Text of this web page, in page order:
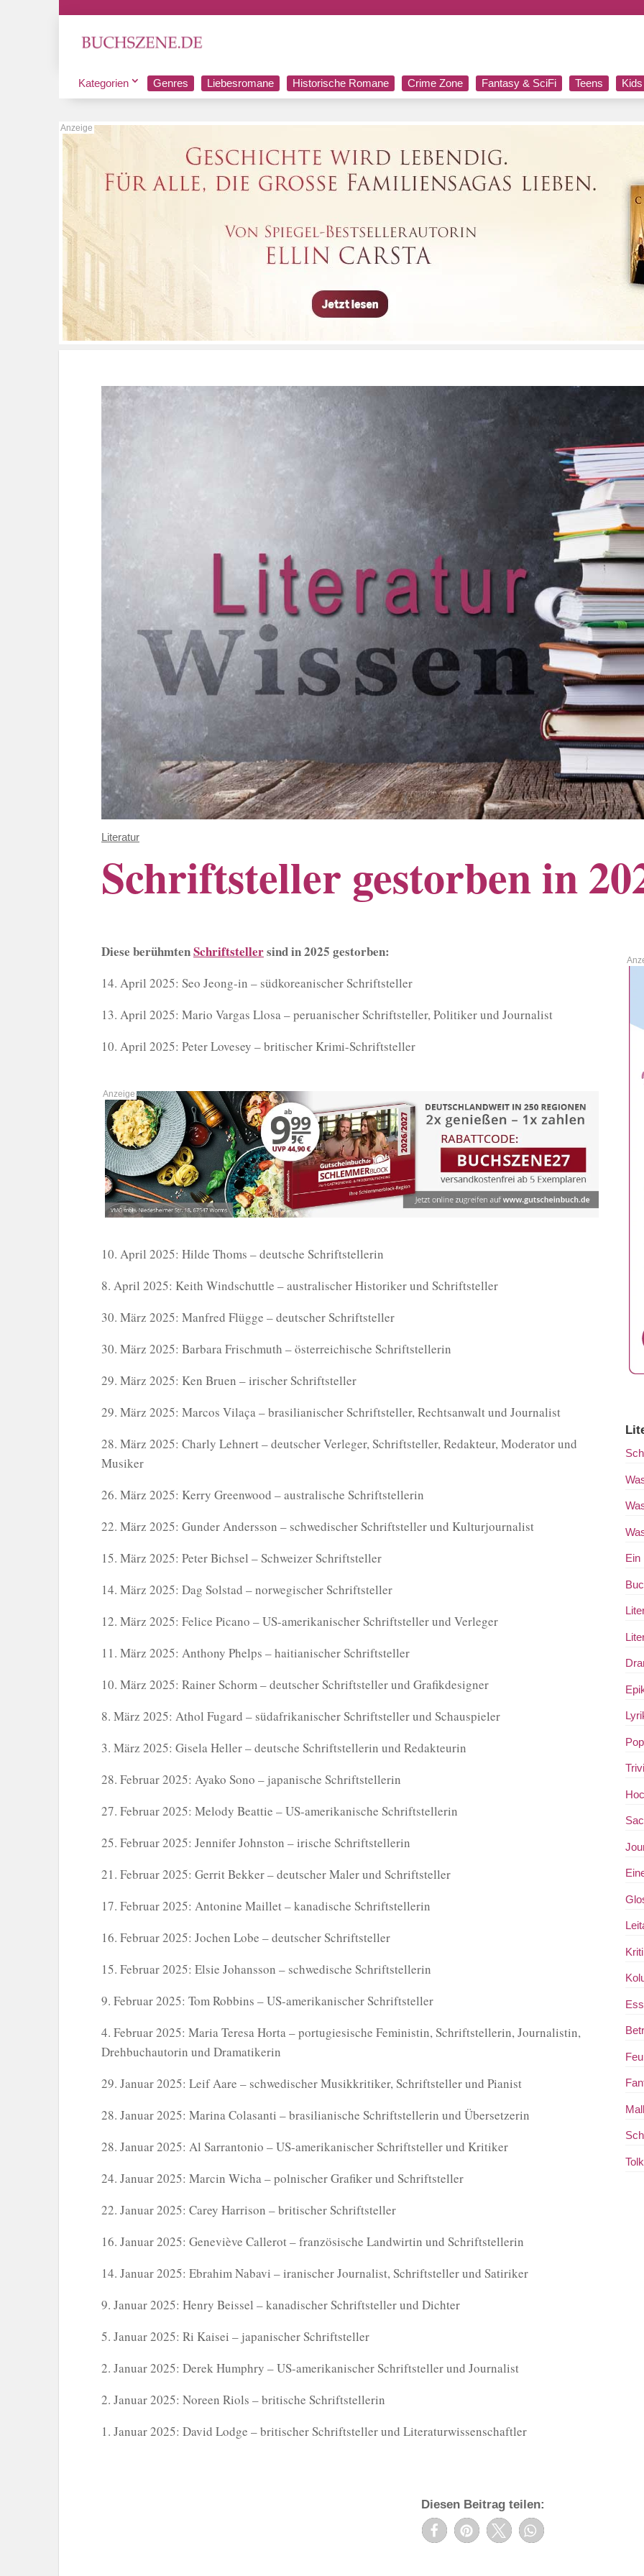
Kategorien Genres Liebesromane Historische Romane Crime Zone Fantasy & SciFi Teens Kids
Literatur
Schriftsteller gestorben in
Diese berühmtenSchriftstellersind in 2025 gestorben:
14. April 2025: Seo Jeong-in – südkoreanischer Schriftsteller
13. April 2025: Mario Vargas Llosa – peruanischer Schriftsteller, Politiker und Journalist
10. April 2025: Peter Lovesey – britischer Krimi-Schriftsteller
10. April 2025: Hilde Thoms – deutsche Schriftstellerin
8. April 2025: Keith Windschuttle – australischer Historiker und Schriftsteller
30. März 2025: Manfred Flügge – deutscher Schriftsteller
30. März 2025: Barbara Frischmuth – österreichische Schriftstellerin
29. März 2025: Ken Bruen – irischer Schriftsteller
29. März 2025: Marcos Vilaça – brasilianischer Schriftsteller, Rechtsanwalt und Journalist
28. März 2025: Charly Lehnert – deutscher Verleger, Schriftsteller, Redakteur, Moderator und
Musiker
26. März 2025: Kerry Greenwood – australische Schriftstellerin
22. März 2025: Gunder Andersson – schwedischer Schriftsteller und Kulturjournalist
15. März 2025: Peter Bichsel – Schweizer Schriftsteller
14. März 2025: Dag Solstad – norwegischer Schriftsteller
12. März 2025: Felice Picano – US-amerikanischer Schriftsteller und Verleger
11. März 2025: Anthony Phelps – haitianischer Schriftsteller
10. März 2025: Rainer Schorm – deutscher Schriftsteller und Grafikdesigner
8. März 2025: Athol Fugard – südafrikanischer Schriftsteller und Schauspieler
3. März 2025: Gisela Heller – deutsche Schriftstellerin und Redakteurin
28. Februar 2025: Ayako Sono – japanische Schriftstellerin
27. Februar 2025: Melody Beattie – US-amerikanische Schriftstellerin
25. Februar 2025: Jennifer Johnston – irische Schriftstellerin
21. Februar 2025: Gerrit Bekker – deutscher Maler und Schriftsteller
17. Februar 2025: Antonine Maillet – kanadische Schriftstellerin
16. Februar 2025: Jochen Lobe – deutscher Schriftsteller
15. Februar 2025: Elsie Johansson – schwedische Schriftstellerin
9. Februar 2025: Tom Robbins – US-amerikanischer Schriftsteller
4. Februar 2025: Maria Teresa Horta – portugiesische Feministin, Schriftstellerin, Journalistin,
Drehbuchautorin und Dramatikerin
29. Januar 2025: Leif Aare – schwedischer Musikkritiker, Schriftsteller und Pianist
28. Januar 2025: Marina Colasanti – brasilianische Schriftstellerin und Übersetzerin
28. Januar 2025: Al Sarrantonio – US-amerikanischer Schriftsteller und Kritiker
24. Januar 2025: Marcin Wicha – polnischer Grafiker und Schriftsteller
22. Januar 2025: Carey Harrison – britischer Schriftsteller
16. Januar 2025: Geneviève Callerot – französische Landwirtin und Schriftstellerin
14. Januar 2025: Ebrahim Nabavi – iranischer Journalist, Schriftsteller und Satiriker
9. Januar 2025: Henry Beissel – kanadischer Schriftsteller und Dichter
5. Januar 2025: Ri Kaisei – japanischer Schriftsteller
2. Januar 2025: Derek Humphry – US-amerikanischer Schriftsteller und Journalist
2. Januar 2025: Noreen Riols – britische Schriftstellerin
1. Januar 2025: David Lodge – britischer Schriftsteller und Literaturwissenschaftler
Ein
Diesen Beitrag teilen: